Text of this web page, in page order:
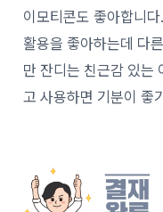
이모티콘도 좋아합니
활용을 좋아하는데 다
만 잔디는 친근감 있는
고 사용하면 기분이 좋